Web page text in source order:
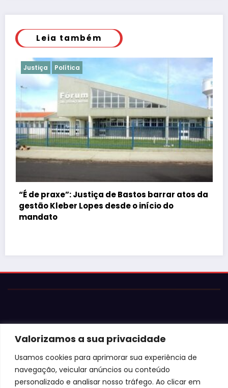
Valorizamos a sua privacidade
Usamos cookies para aprimorar sua experiência de
navegação, veicular anúncios ou conteúdo
personalizado e analisar nosso tráfego. Ao clicar em
Leia também
barrar atos da
do
falta de atestados de segurança